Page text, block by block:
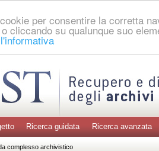
per consentire la corretta
cliccando su qualunque suo
Ricerca guidata Ricerca avanzata
complesso archivistico